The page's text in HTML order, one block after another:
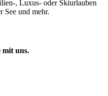
, Luxus- oder Skiurlauben
See und mehr.
mit uns.